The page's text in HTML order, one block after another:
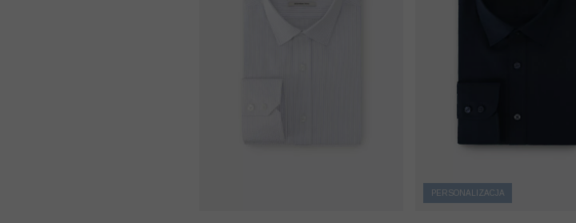
PERSONALIZACJA